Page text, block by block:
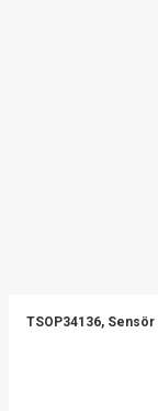
TSOP34136, Sensör